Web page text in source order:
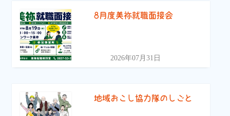
8月度美祢就職面接会
2026年07月31日
地域おこし協力隊のしごと